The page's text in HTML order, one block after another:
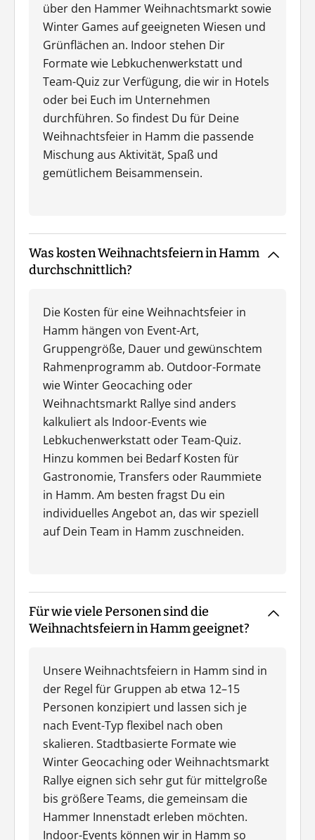
über den Hammer Weihnachtsmarkt sowie
Winter Games auf geeigneten Wiesen und
Grünflächen an. Indoor stehen Dir
Formate wie Lebkuchenwerkstatt und
Team-Quiz zur Verfügung, die wir in Hotels
oder bei Euch im Unternehmen
durchführen. So findest Du für Deine
Weihnachtsfeier in Hamm die passende
Mischung aus Aktivität, Spaß und
gemütlichem Beisammensein.
Was kosten Weihnachtsfeiern in Hamm
durchschnittlich?
Die Kosten für eine Weihnachtsfeier in
Hamm hängen von Event-Art,
Gruppengröße, Dauer und gewünschtem
Rahmenprogramm ab. Outdoor-Formate
wie Winter Geocaching oder
Weihnachtsmarkt Rallye sind anders
kalkuliert als Indoor-Events wie
Lebkuchenwerkstatt oder Team-Quiz.
Hinzu kommen bei Bedarf Kosten für
Gastronomie, Transfers oder Raummiete
in Hamm. Am besten fragst Du ein
individuelles Angebot an, das wir speziell
auf Dein Team in Hamm zuschneiden.
Für wie viele Personen sind die
Weihnachtsfeiern in Hamm geeignet?
Unsere Weihnachtsfeiern in Hamm sind in
der Regel für Gruppen ab etwa 12–15
Personen konzipiert und lassen sich je
nach Event-Typ flexibel nach oben
skalieren. Stadtbasierte Formate wie
Winter Geocaching oder Weihnachtsmarkt
Rallye eignen sich sehr gut für mittelgroße
bis größere Teams, die gemeinsam die
Hammer Innenstadt erleben möchten.
Indoor-Events können wir in Hamm so